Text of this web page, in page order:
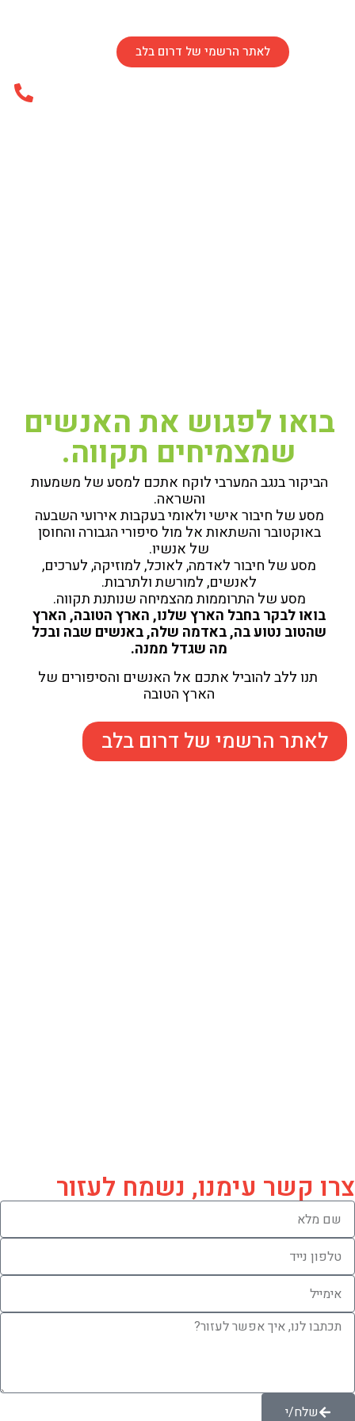
לאתר הרשמי של דרום בלב
בואו לפגוש את האנשים
שמצמיחים תקווה.
הביקור בנגב המערבי לוקח אתכם למסע של משמעות
והשראה.
מסע של חיבור אישי ולאומי בעקבות אירועי השבעה
באוקטובר והשתאות אל מול סיפורי הגבורה והחוסן
של אנשיו.
מסע של חיבור לאדמה, לאוכל, למוזיקה, לערכים,
לאנשים, למורשת ולתרבות.
מסע של התרוממות מהצמיחה שנותנת תקווה.
בואו לבקר בחבל הארץ שלנו, הארץ הטובה, הארץ
שהטוב נטוע בה, באדמה שלה,באנשים שבה ובכל
מה שגדל ממנה.
תנו ללב להוביל אתכם אל האנשים והסיפורים של
הארץ הטובה
לאתר הרשמי של דרום בלב
צרו קשר עימנו, נשמח לעזור
שלח/י